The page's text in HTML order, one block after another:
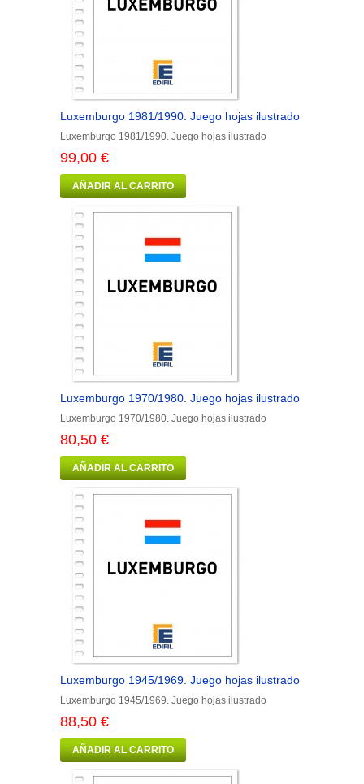
Luxemburgo 1981/1990. Juego hojas ilustrado
Luxemburgo 1981/1990. Juego hojas ilustrado
99,00 €
AÑADIR AL CARRITO
Luxemburgo 1970/1980. Juego hojas ilustrado
Luxemburgo 1970/1980. Juego hojas ilustrado
80,50 €
AÑADIR AL CARRITO
Luxemburgo 1945/1969. Juego hojas ilustrado
Luxemburgo 1945/1969. Juego hojas ilustrado
88,50 €
AÑADIR AL CARRITO